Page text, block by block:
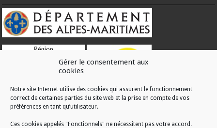
Gérer le consentement aux
cookies
Notre site Internet utilise des cookies qui assurent le fonctionnement
correct de certaines parties du site web et la prise en compte de vos
préférences en tant qu’utilisateur.
Ces cookies appelés "Fonctionnels" ne nécessitent pas votre accord.
RÉALISATION